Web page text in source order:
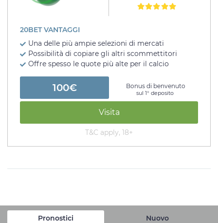
20BET VANTAGGI
Una delle più ampie selezioni di mercati
Possibilità di copiare gli altri scommettitori
Offre spesso le quote più alte per il calcio
100€ Bonus di benvenuto
sul 1° deposito
Visita
T&C apply, 18+
Pronostici Nuovo